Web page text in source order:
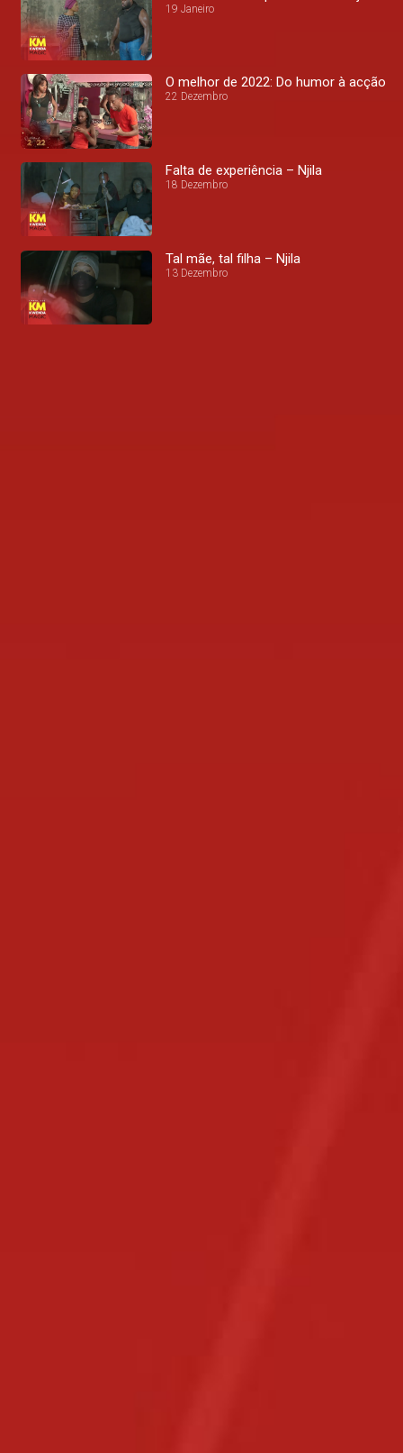
19 Janeiro
O melhor de 2022: Do humor à acção
22 Dezembro
Falta de experiência – Njila
18 Dezembro
Tal mãe, tal filha – Njila
13 Dezembro